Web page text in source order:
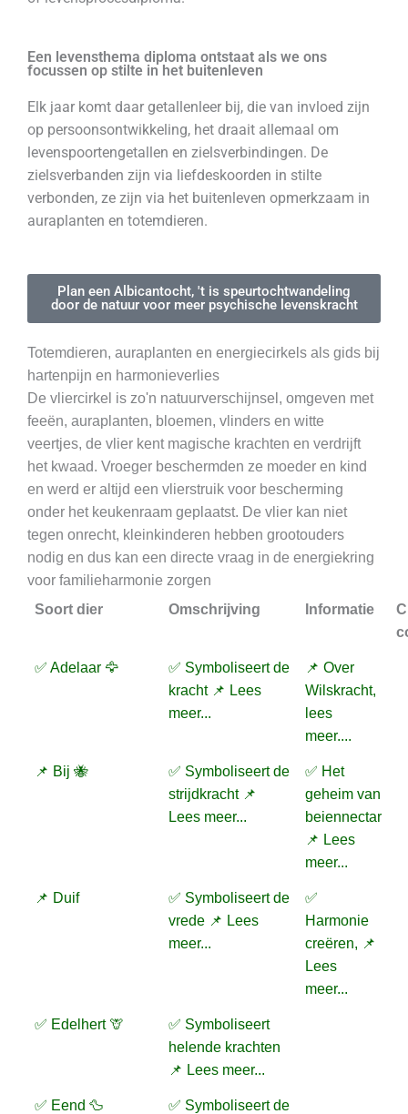
Een levensthema diploma ontstaat als we ons
focussen op stilte in het buitenleven
Elk jaar komt daar getallenleer bij, die van invloed zijn
op persoonsontwikkeling, het draait allemaal om
levenspoortengetallen en zielsverbindingen. De
zielsverbanden zijn via liefdeskoorden in stilte
verbonden, ze zijn via het buitenleven opmerkzaam in
auraplanten en totemdieren.
Plan een Albicantocht, 't is speurtochtwandeling
door de natuur voor meer psychische levenskracht
Totemdieren, auraplanten en energiecirkels als gids bij
hartenpijn en harmonieverlies
De vliercirkel is zo'n natuurverschijnsel, omgeven met
feeën, auraplanten, bloemen, vlinders en witte
veertjes, de vlier kent magische krachten en verdrijft
het kwaad. Vroeger beschermden ze moeder en kind
en werd er altijd een vlierstruik voor bescherming
onder het keukenraam geplaatst. De vlier kan niet
tegen onrecht, kleinkinderen hebben grootouders
nodig en dus kan een directe vraag in de energiekring
voor familieharmonie zorgen
Soort dier
Omschrijving Informatie
✅ Adelaar 🦅
✅ Symboliseert de
kracht 📌 Lees
meer...
📌 Over
Wilskracht,
lees
meer....
📌 Bij 🐝
✅ Symboliseert de
strijdkracht 📌
Lees meer...
✅ Het
geheim van
beiennectar
📌 Lees
meer...
📌 Duif
✅ Symboliseert de
vrede 📌 Lees
meer...
✅
Harmonie
creëren, 📌
Lees
meer...
✅ Edelhert 🦒
✅ Symboliseert
helende krachten
📌 Lees meer...
✅ Eend 🦆
✅ Symboliseert de